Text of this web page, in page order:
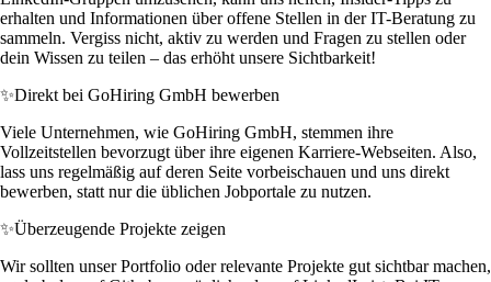
erhalten und Informationen über offene Stellen in der IT-Beratung zu
sammeln. Vergiss nicht, aktiv zu werden und Fragen zu stellen oder
dein Wissen zu teilen – das erhöht unsere Sichtbarkeit!
✨Direkt bei GoHiring GmbH bewerben
Viele Unternehmen, wie GoHiring GmbH, stemmen ihre
Vollzeitstellen bevorzugt über ihre eigenen Karriere-Webseiten. Also,
lass uns regelmäßig auf deren Seite vorbeischauen und uns direkt
bewerben, statt nur die üblichen Jobportale zu nutzen.
✨Überzeugende Projekte zeigen
Wir sollten unser Portfolio oder relevante Projekte gut sichtbar machen,